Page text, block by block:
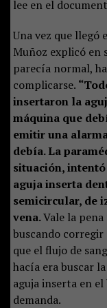
lee en el
Una vez que llegó
Muñoz explicó en
parecía normal,
complicarse.
insertaron la
máquina que
emitir una
debía. La
situación,
aguja inserta
semicircular, de
vena.Vale la
buscando
que el flujo de
hacía era buscar
aguja inserta en el
demanda.